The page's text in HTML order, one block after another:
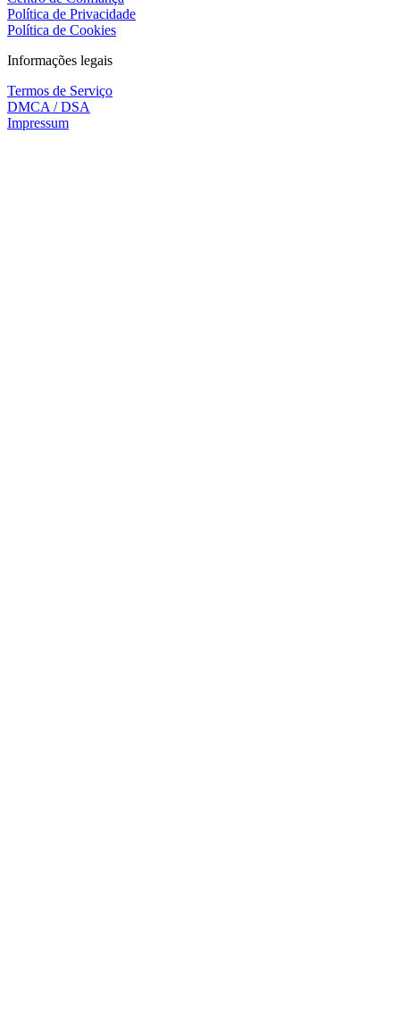
Política de Privacidade
Política de Cookies
Informações legais
Termos de Serviço
DMCA / DSA
Impressum